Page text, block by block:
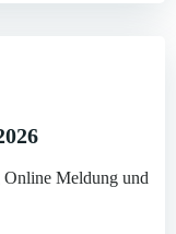
Meldung und